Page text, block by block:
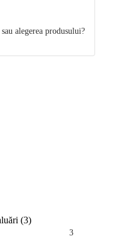
alegerea produsului?
(3)
3